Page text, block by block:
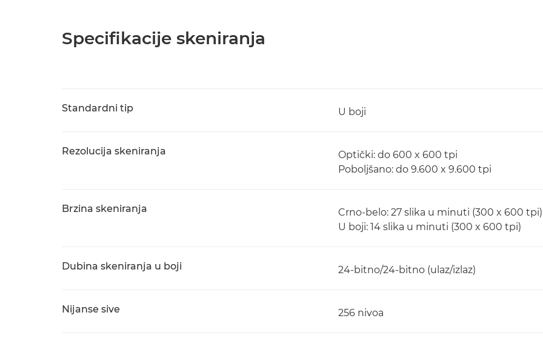
Specifikacije skeniranja
Standardni tip U boji
Rezolucija skeniranja
Optički: do 600 x 600 tpi
Poboljšano: do 9.600 x 9.600 tpi
Brzina skeniranja
Crno-belo: 27 slika u minuti (300 x 600 tpi)
U boji: 14 slika u minuti (300 x 600 tpi)
Dubina skeniranja u boji 24-bitno/24-bitno (ulaz/izlaz)
Nijanse sive 256 nivoa